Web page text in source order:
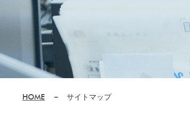
HOME サイトマップ